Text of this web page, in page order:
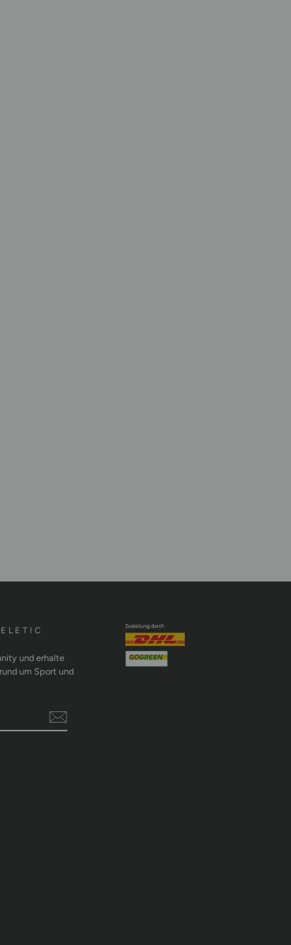
und erhalte
um Sport und